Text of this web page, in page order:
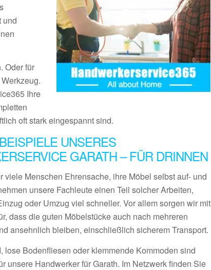
und
Oder für
Ihre
oft stark eingespannt sind.
UNSERES
GARATH – FÜR DRINNEN
viele Menschen Ehrensache, ihre Möbel selbst auf- und
unsere Fachleute einen Teil solcher Arbeiten,
oder Umzug viel schneller. Vor allem sorgen wir mit
dass die guten Möbelstücke auch nach mehreren
ansehnlich bleiben, einschließlich sicherem Transport.
lose Bodenfliesen oder klemmende Kommoden sind
unsere Handwerker für Garath. Im Netzwerk finden Sie